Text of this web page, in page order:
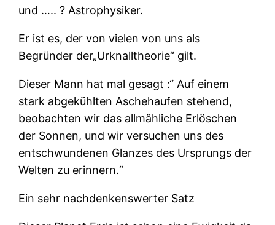
und ….. ? Astrophysiker.
Er ist es, der von vielen von uns als
Begründer der„Urknalltheorie“ gilt.
Dieser Mann hat mal gesagt :“ Auf einem
stark abgekühlten Aschehaufen stehend,
beobachten wir das allmähliche Erlöschen
der Sonnen, und wir versuchen uns des
entschwundenen Glanzes des Ursprungs der
Welten zu erinnern.“
Ein sehr nachdenkenswerter Satz